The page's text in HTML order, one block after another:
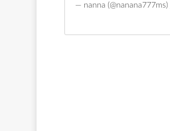
— nanna (@nanana777ms)